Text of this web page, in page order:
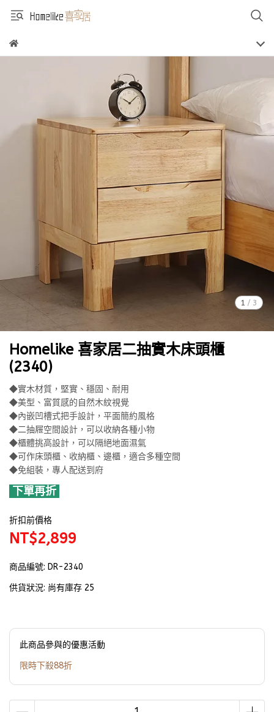
1 / 3
Homelike 喜家居二抽實木床頭櫃
(2340)
◆實木材質，堅實、穩固、耐用
◆美型、富質感的自然木紋視覺
◆內嵌凹槽式把手設計，平面簡約風格
◆二抽屜空間設計，可以收納各種小物
◆櫃體挑高設計，可以隔絕地面濕氣
◆可作床頭櫃、收納櫃、邊櫃，適合多種空間
◆免組裝，專人配送到府
下單再折
折扣前價格
NT$2,899
商品編號: DR-2340
供貨狀況: 尚有庫存 25
此商品參與的優惠活動
限時下殺88折